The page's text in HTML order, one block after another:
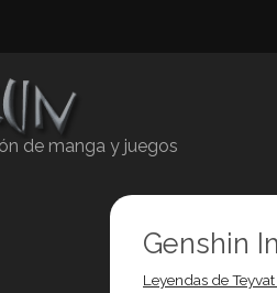
de manga y juegos
Genshin
Leyendas de